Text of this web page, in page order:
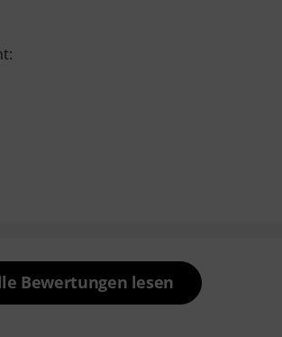
Bewertungen lesen